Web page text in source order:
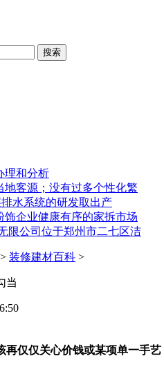
理和分析
地客源；没有过多个性化繁
水系统的研发取出产
饰企业健康有序的家拆市场
限公司位于郑州市二七区洁
> 装修建材百科 >
当
仅关心价钱或某项单一手艺